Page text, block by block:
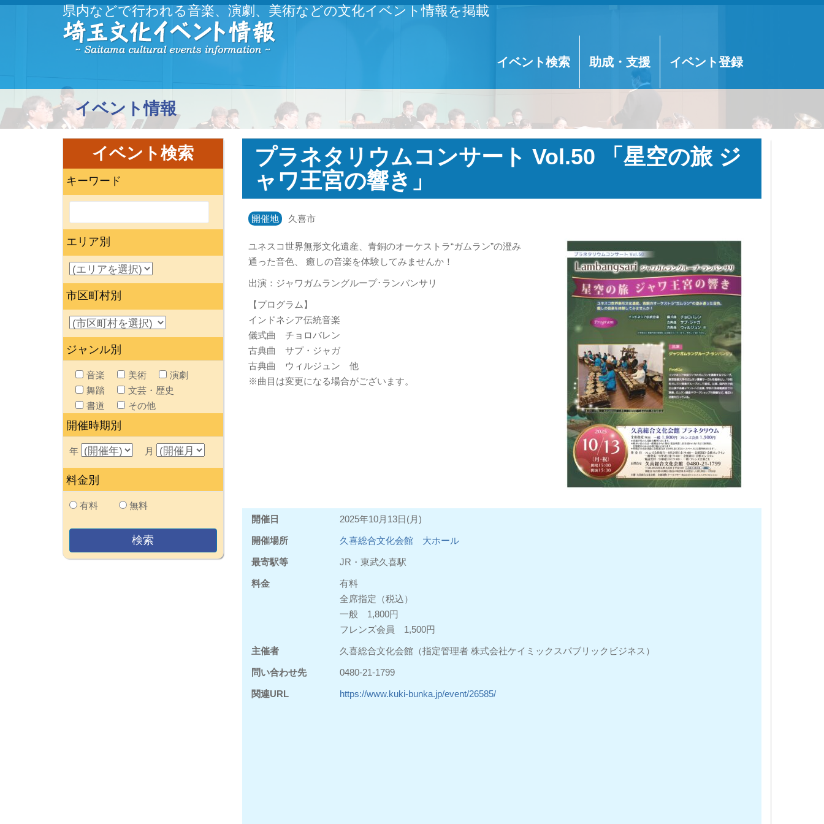
県内などで行われる音楽、演劇、美術などの文化イベント情報を掲載
イベント検索 助成・支援 イベント登録
イベント情報
プラネタリウムコンサート Vol.50 「星空の旅 ジ
ャワ王宮の響き」
開催地 久喜市
ユネスコ世界無形文化遺産、青銅のオーケストラ“ガムラン”の澄み
通った音色、 癒しの音楽を体験してみませんか！
出演：ジャワガムラングループ･ランバンサリ
【プログラム】
インドネシア伝統音楽
儀式曲 チョロバレン
古典曲 サプ・ジャガ
古典曲 ウィルジュン 他
※曲目は変更になる場合がございます。
開催日 2025年10月13日(月)
開催場所 久喜総合文化会館 大ホール
最寄駅等 JR・東武久喜駅
料金
有料
全席指定（税込）
一般 1,800円
フレンズ会員 1,500円
主催者 久喜総合文化会館（指定管理者 株式会社ケイミックスパブリックビジネス）
問い合わせ先 0480-21-1799
関連URL https://www.kuki-bunka.jp/event/26585/
イベント検索
キーワード
エリア別
市区町村別
ジャンル別
音楽 美術
演劇
舞踏
文芸・歴史
書道
その他
開催時期別
年 月
料金別
有料 無料